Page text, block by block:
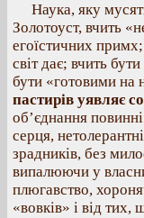
Наука, яку
Золотоуст, вчить
егоїстичних
світ дає; вчить
бути «готовими на
пастирів уявляє
об’єднання
серця,
зрадників, без
випалюючи у
плюгавство,
«вовків» і від тих,